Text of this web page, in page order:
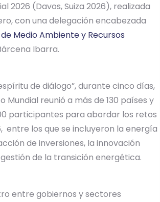
2026 (Davos, Suiza 2026), realizada
con una delegación encabezada
Medio Ambiente y Recursos
Ibarra.
de diálogo”, durante cinco días,
Mundial reunió a más de 130 países y
participantes para abordar los retos
entre los que se incluyeron la energía
de inversiones, la innovación
de la transición energética.
entre gobiernos y sectores